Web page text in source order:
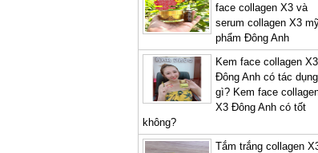
face collagen X3 và
serum collagen X3
phẩm Đông Anh
Kem face collagen X3
Đông Anh có tác dụng
gì? Kem face
X3 Đông Anh có tốt
không?
Tắm trắng collagen